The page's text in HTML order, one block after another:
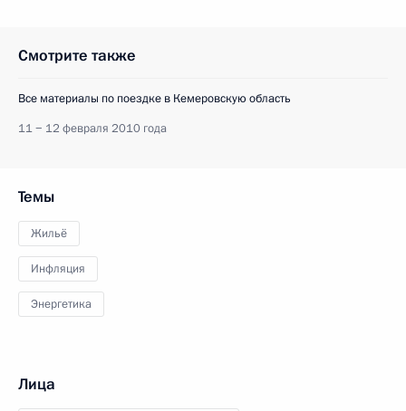
Смотрите также
Все материалы по поездке в Кемеровскую область
11 − 12 февраля 2010 года
Темы
Жильё
Инфляция
Энергетика
Лица